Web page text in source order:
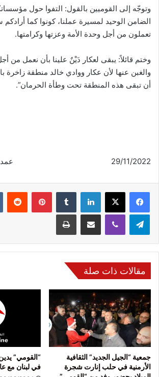
وتوجّه إلى القوميين بالقول: التفوا حول
الضامن الوحيد لمسيرة عملنا، كونوا كما أرادكم
تعملون من أجل وحدة الأمة وعزتها وكرامتها.
وختم قائلاً: يبقى لعكار دَيْنٌ علينا بأن نعمل من
والغبن عنها لأن عكار ووادي خالد منطقة زاخرة
أن تبقى هذه المنطقة تحت وطأة الحرمان”.
29/11/2022 عمدة الإعلام
فيسبوك لينكدإن بينتيريست
مقالات ذات صلة
جمعية “الجيل الجديد” الثقافية
الأرمنية في حلب إنارت شجرة
“القومي”
في لبنان مع